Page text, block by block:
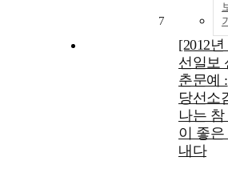
7
[2012년
선일보
춘문예 :
당선소
나는 참
이 좋은
내다